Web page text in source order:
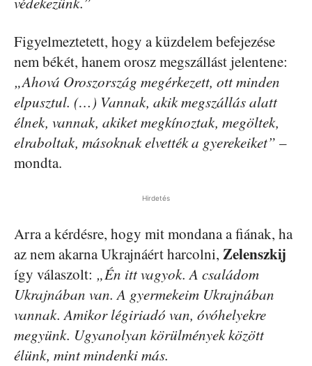
Figyelmeztetett, hogy a küzdelem befejezése
nem békét, hanem orosz megszállást jelentene:
„Ahová Oroszország megérkezett, ott minden
elpusztul. (…) Vannak, akik megszállás alatt
élnek, vannak, akiket megkínoztak, megöltek,
elraboltak, másoknak elvették a gyerekeiket” –
mondta.
Hirdetés
Arra a kérdésre, hogy mit mondana a fiának, ha
az nem akarna Ukrajnáért harcolni, Zelenszkij
így válaszolt: „Én itt vagyok. A családom
Ukrajnában van. A gyermekeim Ukrajnában
vannak. Amikor légiriadó van, óvóhelyekre
megyünk. Ugyanolyan körülmények között
élünk, mint mindenki más.